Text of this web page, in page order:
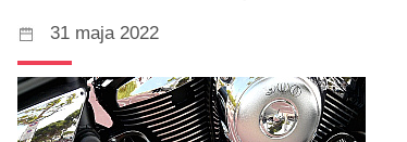
31 maja 2022